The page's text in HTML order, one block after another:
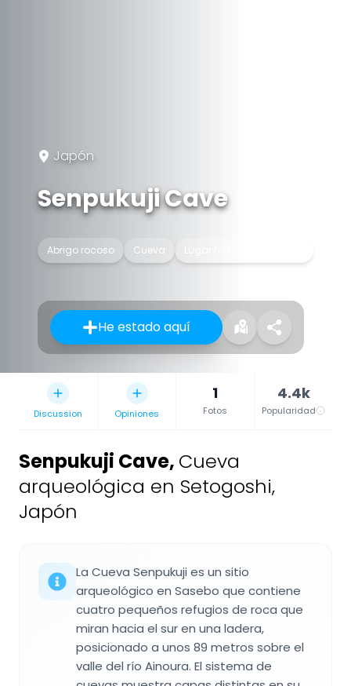
Japón
Senpukuji Cave
Abrigo rocoso Cueva
He estado aquí
Discussion Opiniones
1
Fotos
4.4k
Popularidad
Senpukuji Cave, Cueva
arqueológica en Setogoshi,
Japón
La Cueva Senpukuji es un sitio
arqueológico en Sasebo que contiene
cuatro pequeños refugios de roca que
miran hacia el sur en una ladera,
posicionado a unos 89 metros sobre el
valle del río Ainoura. El sistema de